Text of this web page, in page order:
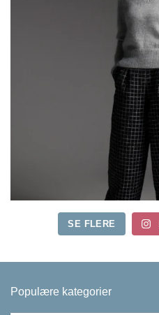
SE FLERE
Populære kategorier